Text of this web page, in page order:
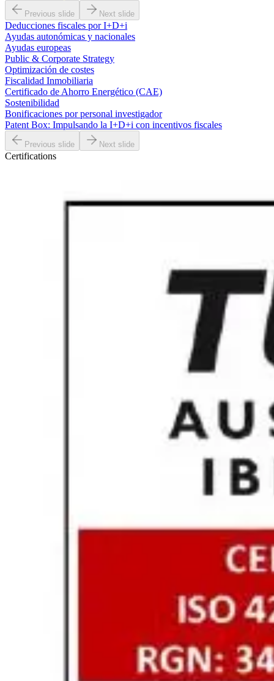
Previous slide Next slide
Deducciones fiscales por I+D+i
Ayudas autonómicas y nacionales
Ayudas europeas
Public & Corporate Strategy
Optimización de costes
Fiscalidad Inmobiliaria
Certificado de Ahorro Energético (CAE)
Sostenibilidad
Bonificaciones por personal investigador
Patent Box: Impulsando la I+D+i con incentivos fiscales
Previous slide Next slide
Certifications